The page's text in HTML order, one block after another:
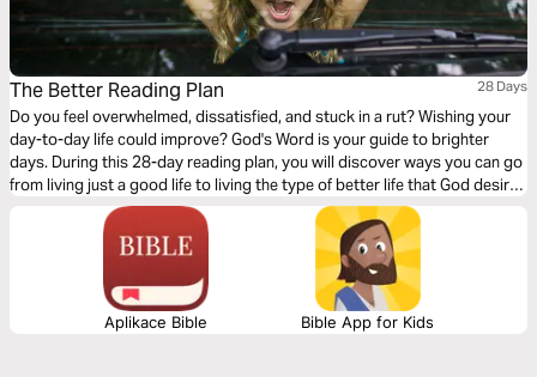
The Better Reading Plan 28 Days
Do you feel overwhelmed, dissatisfied, and stuck in a rut? Wishing your
day-to-day life could improve? God's Word is your guide to brighter
days. During this 28-day reading plan, you will discover ways you can go
from living just a good life to living the type of better life that God desires
Aplikace Bible Bible App for Kids